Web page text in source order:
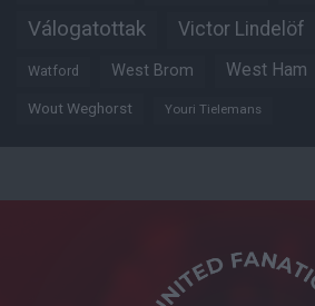
Válogatottak Victor Lindelöf
Watford West Brom West Ham
Wout Weghorst Youri Tielemans